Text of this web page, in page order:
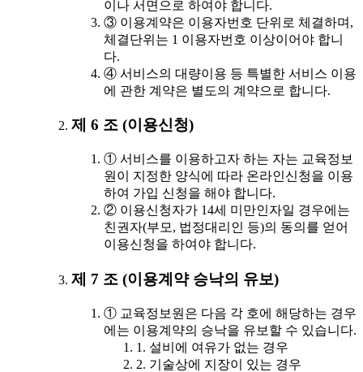
이나 서면으로 하여야 합니다.
③ 이용계약은 이용자번호 단위로 체결하며,
체결단위는 1 이용자번호 이상이어야 합니
다.
④ 서비스의 대량이용 등 특별한 서비스 이용
에 관한 계약은 별도의 계약으로 합니다.
제 6 조 (이용신청)
① 서비스를 이용하고자 하는 자는 교육정보
원이 지정한 양식에 따라 온라인신청을 이용
하여 가입 신청을 해야 합니다.
② 이용신청자가 14세 미만인자일 경우에는
친권자(부모, 법정대리인 등)의 동의를 얻어
이용신청을 하여야 합니다.
제 7 조 (이용계약 승낙의 유보)
① 교육정보원은 다음 각 호에 해당하는 경우
에는 이용계약의 승낙을 유보할 수 있습니다.
1. 설비에 여유가 없는 경우
2. 기술상에 지장이 있는 경우